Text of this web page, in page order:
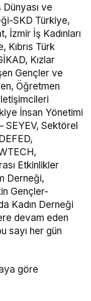
ve
SKD Türkiye,
İzmir İş Kadınları
Kıbrıs Türk
Kızlar
Gençler ve
Öğretmen
İnsan Yönetimi
SEYEV, Sektörel
Etkinlikler
Derneği,
Gençler-
Kadın Derneği
devam eden
sayı her gün
göre